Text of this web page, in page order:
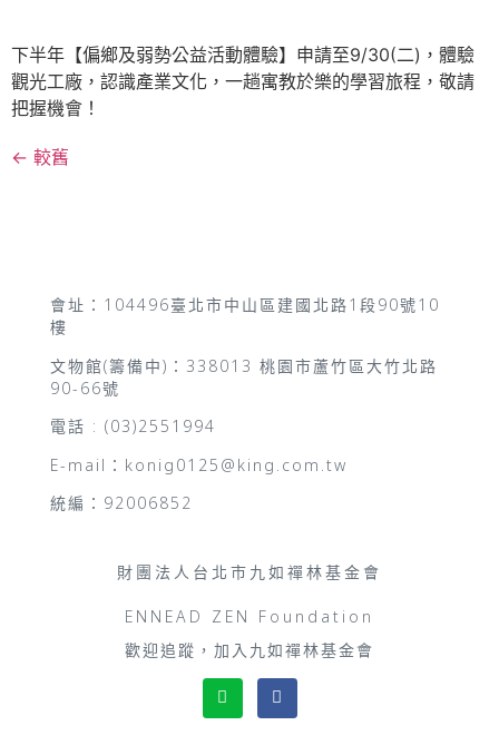
下半年【偏鄉及弱勢公益活動體驗】申請至9/30(二)，體驗
觀光工廠，認識產業文化，一趟寓教於樂的學習旅程，敬請
把握機會！
← 較舊
會址：104496臺北市中山區建國北路1段90號10
樓
文物館(籌備中)：338013 桃園市蘆竹區大竹北路
90-66號
電話 : (03)2551994
E-mail：konig0125@king.com.tw
統編：92006852
財團法人台北市九如禪林基金會
ENNEAD ZEN Foundation
歡迎追蹤，加入九如禪林基金會